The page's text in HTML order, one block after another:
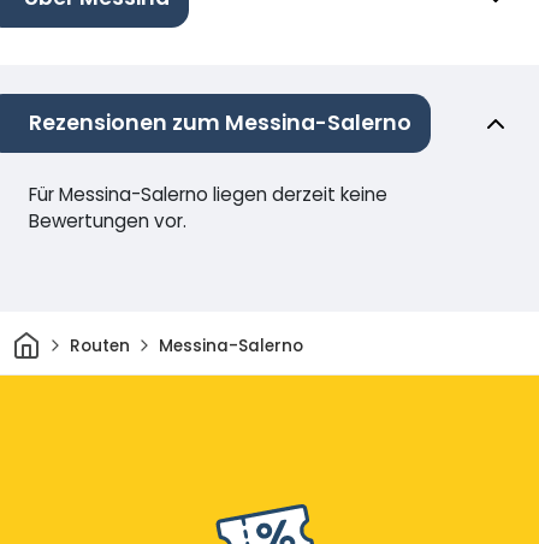
Rezensionen zum Messina-Salerno
Für Messina-Salerno liegen derzeit keine
Bewertungen vor.
HeimRouten Messina-Salerno